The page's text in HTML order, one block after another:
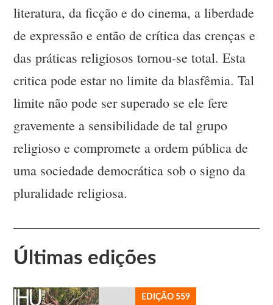
literatura, da ficção e do cinema, a liberdade
de expressão e então de crítica das crenças e
das práticas religiosos tornou-se total. Esta
critica pode estar no limite da blasfêmia. Tal
limite não pode ser superado se ele fere
gravemente a sensibilidade de tal grupo
religioso e compromete a ordem pública de
uma sociedade democrática sob o signo da
pluralidade religiosa.
Últimas edições
EDIÇÃO 559